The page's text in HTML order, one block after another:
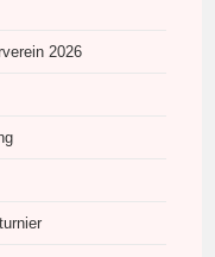
2026